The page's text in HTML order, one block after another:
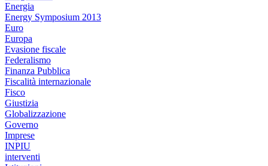
Energia
Energy Symposium 2013
Euro
Europa
Evasione fiscale
Federalismo
Finanza Pubblica
Fiscalità internazionale
Fisco
Giustizia
Globalizzazione
Governo
Imprese
INPIU
interventi